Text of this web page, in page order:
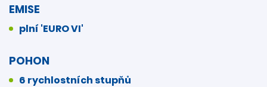
EMISE
plní 'EURO VI'
POHON
6 rychlostních stupňů